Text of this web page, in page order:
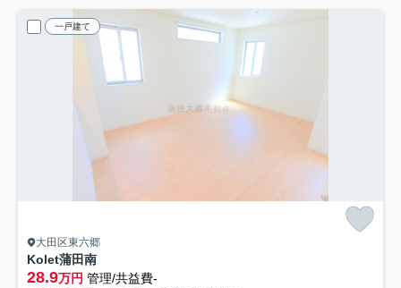
一戸建て
大田区東六郷
Kolet蒲田南
28.9万円 管理/共益費-